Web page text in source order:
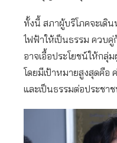
ทั้งนี้ สภาผู้บริโภคจะเดิ
ไฟฟ้าให้เป็นธรรม ควบคู่
อาจเอื้อประโยชน์ให้กลุ่
โดยมีเป้าหมายสูงสุดคือ
และเป็นธรรมต่อประชา